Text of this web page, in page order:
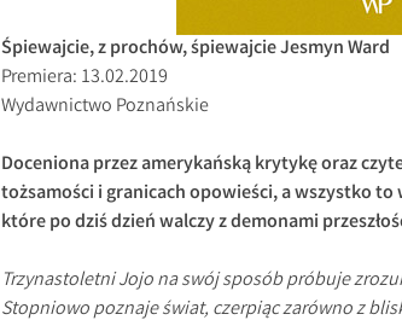
Śpiewajcie, z prochów, śpiewajcie Jesmyn Ward
Premiera: 13.02.2019
Wydawnictwo Poznańskie
Doceniona przez amerykańską krytykę oraz
tożsamości i granicach opowieści, a wszystko
które po dziś dzień walczy z demonami
Trzynastoletni Jojo na swój sposób próbuje
Stopniowo poznaje świat, czerpiąc zarówno z